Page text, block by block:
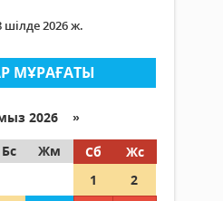
шілде 2026 ж.
МҰРАҒАТЫ
2026 »
Бс Жм Сб
Жс
1
2